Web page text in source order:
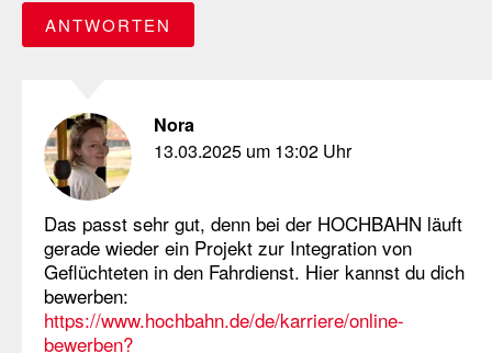
ANTWORTEN
Nora
13.03.2025 um 13:02 Uhr
Das passt sehr gut, denn bei der HOCHBAHN läuft
gerade wieder ein Projekt zur Integration von
Geflüchteten in den Fahrdienst. Hier kannst du dich
bewerben:
https://www.hochbahn.de/de/karriere/online-
bewerben?